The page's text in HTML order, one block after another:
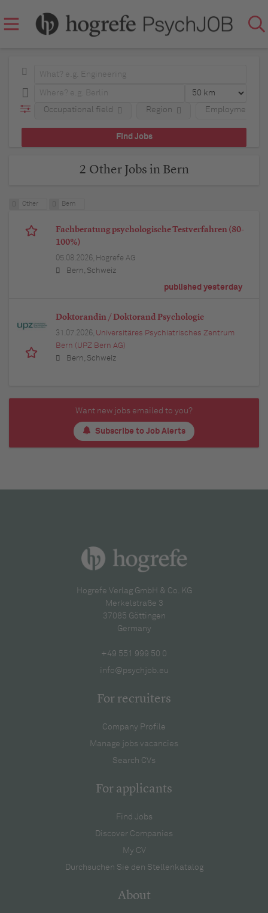
Occupational field Employment
Region
2 Other Jobs in Bern
Other Bern
Fachberatung psychologische Testverfahren (80-
100%)
05.08.2026, Hogrefe AG
Bern, Schweiz
published yesterday
Doktorandin / Doktorand Psychologie
31.07.2026, Universitäres Psychiatrisches Zentrum
Bern (UPZ Bern AG)
Bern, Schweiz
Want new jobs emailed to you?
Subscribe to Job Alerts
Hogrefe Verlag GmbH & Co. KG
Merkelstraße 3
37085 Göttingen
Germany
+49 551 999 50 0
info@psychjob.eu
For recruiters
Company Profile
Manage jobs vacancies
Search CVs
For applicants
Find Jobs
Discover Companies
My CV
Durchsuchen Sie den Stellenkatalog
About